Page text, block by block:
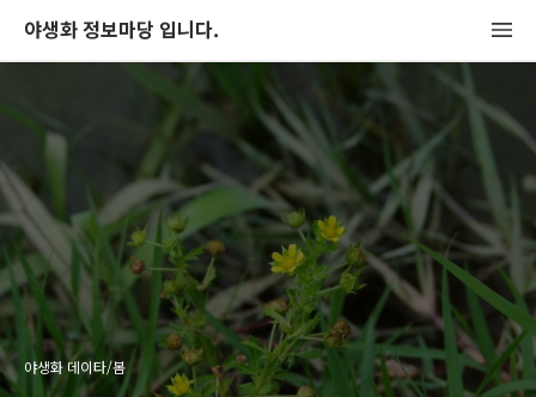
야생화 정보마당 입니다.
야생화 데이타/봄